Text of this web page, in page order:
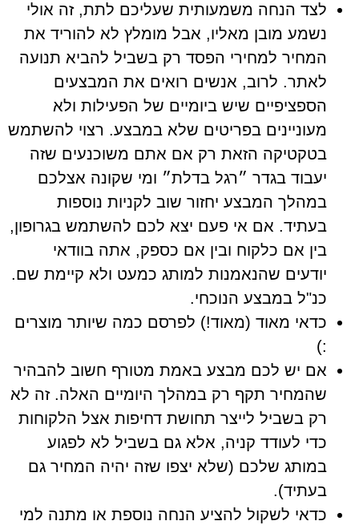
לצד הנחה משמעותית שעליכם לתת, זה אולי
נשמע מובן מאליו, אבל מומלץ לא להוריד את
המחיר למחירי הפסד רק בשביל להביא תנועה
לאתר. לרוב, אנשים רואים את המבצעים
הספציפיים שיש ביומיים של הפעילות ולא
מעוניינים בפריטים שלא במבצע. רצוי להשתמש
בטקטיקה הזאת רק אם אתם משוכנעים שזה
יעבוד בגדר ״רגל בדלת״ ומי שקונה אצלכם
במהלך המבצע יחזור שוב לקניות נוספות
בעתיד. אם אי פעם יצא לכם להשתמש בגרופון,
בין אם כלקוח ובין אם כספק, אתה בוודאי
יודעים שהנאמנות למותג כמעט ולא קיימת שם.
כנ"ל במבצע הנוכחי.
כדאי מאוד (מאוד!) לפרסם כמה שיותר מוצרים
:)
אם יש לכם מבצע באמת מטורף חשוב להבהיר
שהמחיר תקף רק במהלך היומיים האלה. זה לא
רק בשביל לייצר תחושת דחיפות אצל הלקוחות
כדי לעודד קניה, אלא גם בשביל לא לפגוע
במותג שלכם (שלא יצפו שזה יהיה המחיר גם
בעתיד).
כדאי לשקול להציע הנחה נוספת או מתנה למי